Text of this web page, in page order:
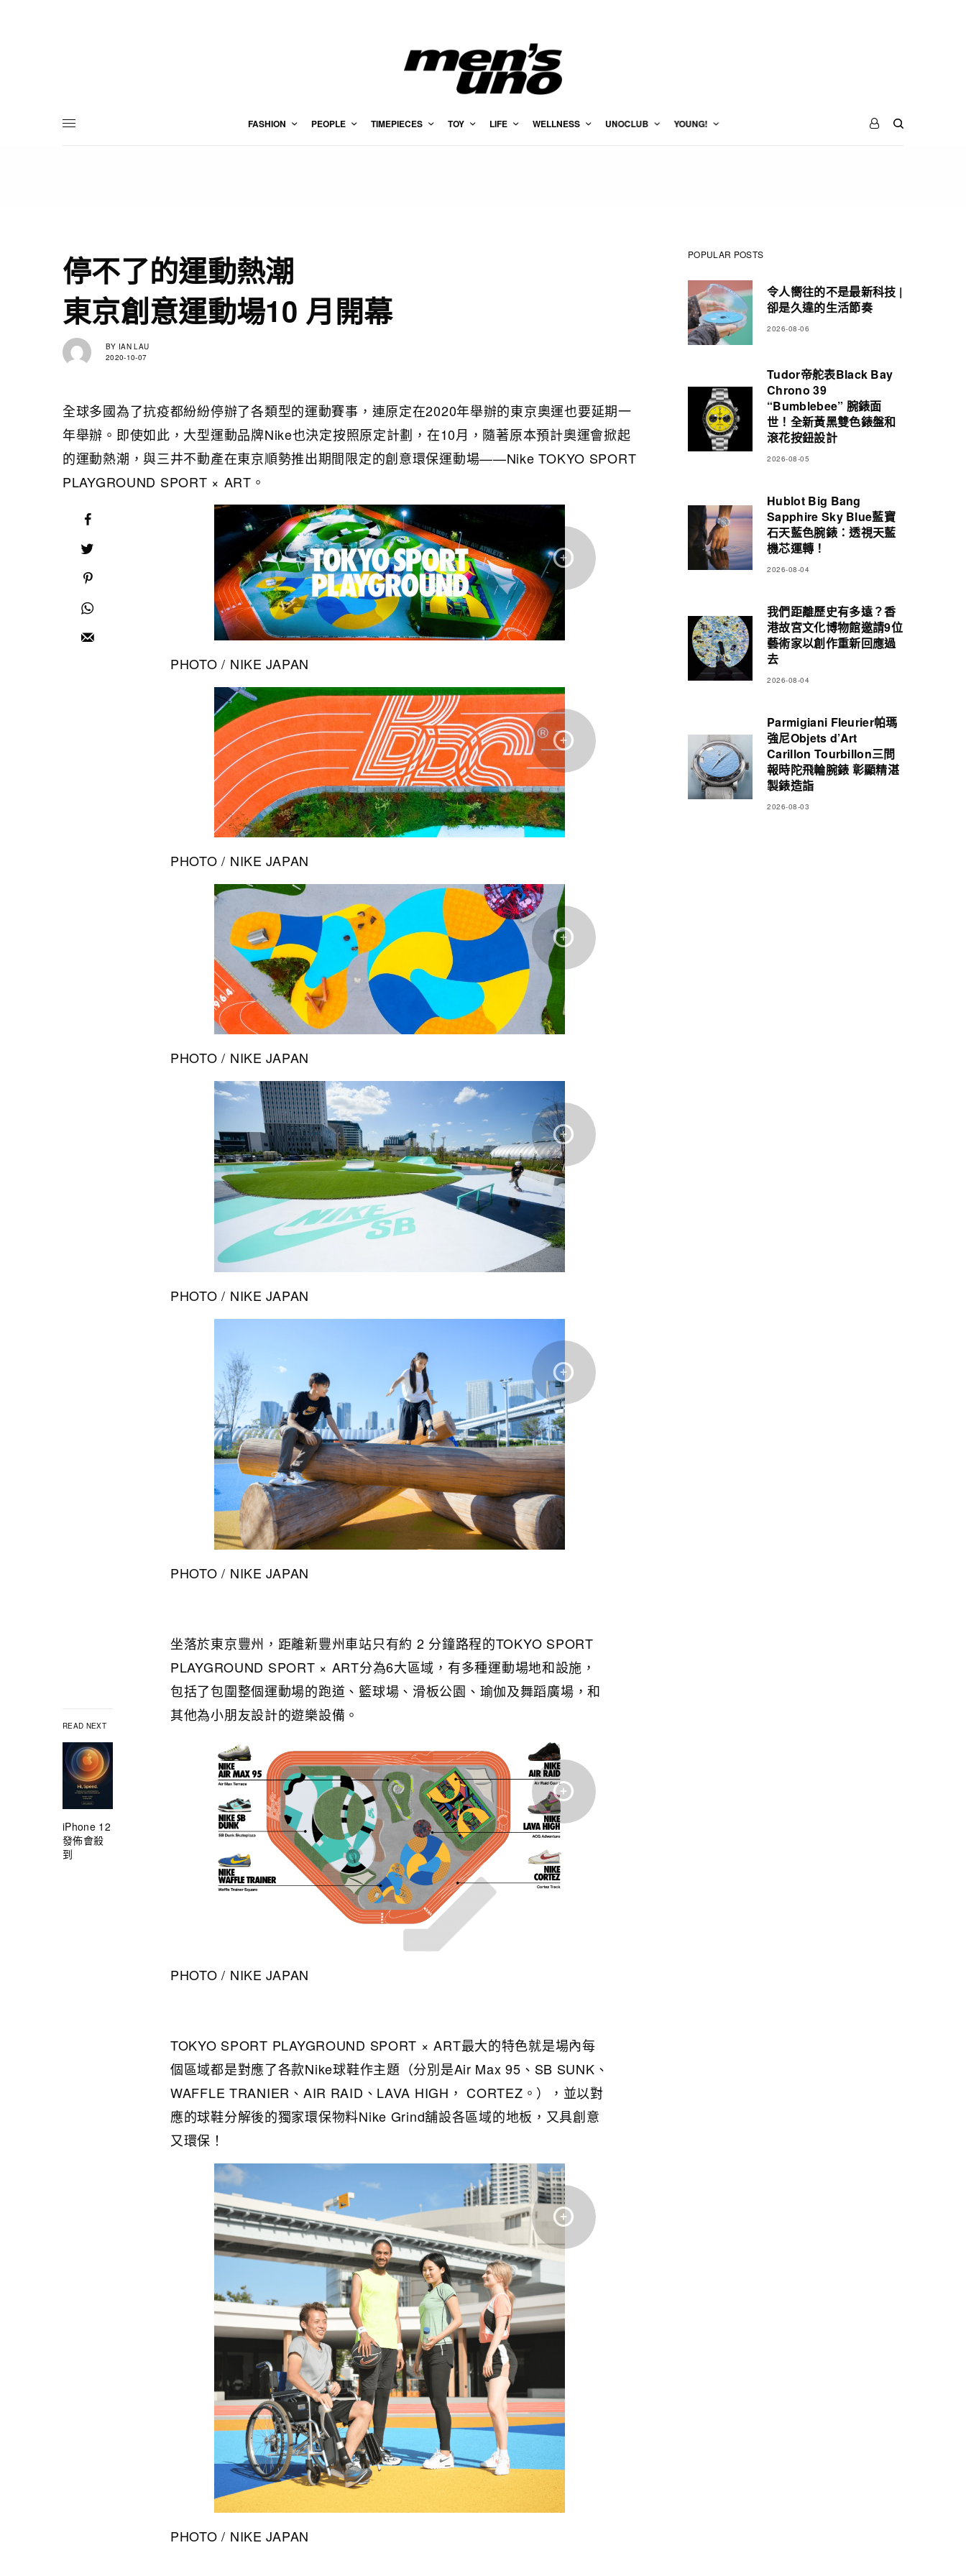
FASHION PEOPLE TIMEPIECES TOY LIFE WELLNESS UNOCLUB YOUNG!
停不了的運動熱潮
東京創意運動場10 月開幕
BY IAN LAU
2020-10-07
全球多國為了抗疫都紛紛停辦了各類型的運動賽事，連原定在2020年舉辦的東京奧運也要延期一
年舉辦。即使如此，大型運動品牌Nike也決定按照原定計劃，在10月，隨著原本預計奧運會掀起
的運動熱潮，與三井不動產在東京順勢推出期間限定的創意環保運動場——Nike TOKYO SPORT
PLAYGROUND SPORT × ART。
READ NEXT
iPhone 12
發佈會殺
到
PHOTO / NIKE JAPAN
PHOTO / NIKE JAPAN
PHOTO / NIKE JAPAN
PHOTO / NIKE JAPAN
PHOTO / NIKE JAPAN
坐落於東京豐州，距離新豐州車站只有約 2 分鐘路程的TOKYO SPORT
PLAYGROUND SPORT × ART分為6大區域，有多種運動場地和設施，
包括了包圍整個運動場的跑道、籃球場、滑板公園、瑜伽及舞蹈廣場，和
其他為小朋友設計的遊樂設備。
PHOTO / NIKE JAPAN
TOKYO SPORT PLAYGROUND SPORT × ART最大的特色就是場內每
個區域都是對應了各款Nike球鞋作主題（分別是Air Max 95、SB SUNK、
WAFFLE TRANIER、AIR RAID、LAVA HIGH， CORTEZ。），並以對
應的球鞋分解後的獨家環保物料Nike Grind舖設各區域的地板，又具創意
又環保！
PHOTO / NIKE JAPAN
POPULAR POSTS
令人嚮往的不是最新科技 |
卻是久違的生活節奏
2026-08-06
Tudor帝舵表Black Bay
Chrono 39
“Bumblebee” 腕錶面
世！全新黃黑雙色錶盤和
滾花按鈕設計
2026-08-05
Hublot Big Bang
Sapphire Sky Blue藍寶
石天藍色腕錶：透視天藍
機芯運轉！
2026-08-04
我們距離歷史有多遠？香
港故宮文化博物館邀請9位
藝術家以創作重新回應過
去
2026-08-04
Parmigiani Fleurier帕瑪
強尼Objets d’Art
Carillon Tourbillon三問
報時陀飛輪腕錶 彰顯精湛
製錶造詣
2026-08-03